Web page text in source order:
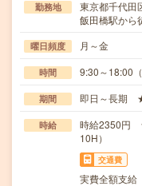
勤務地
東京都千代田
飯田橋駅から
曜日頻度 月～金
時間 9:30～18:00
期間 即日～長期 ★
時給
時給2350円
10H）
交通費
実費全額支給